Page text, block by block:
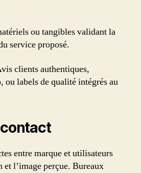
ou tangibles validant la
service proposé.
clients authentiques,
ou labels de qualité intégrés au
entre marque et utilisateurs
l’image perçue. Bureaux